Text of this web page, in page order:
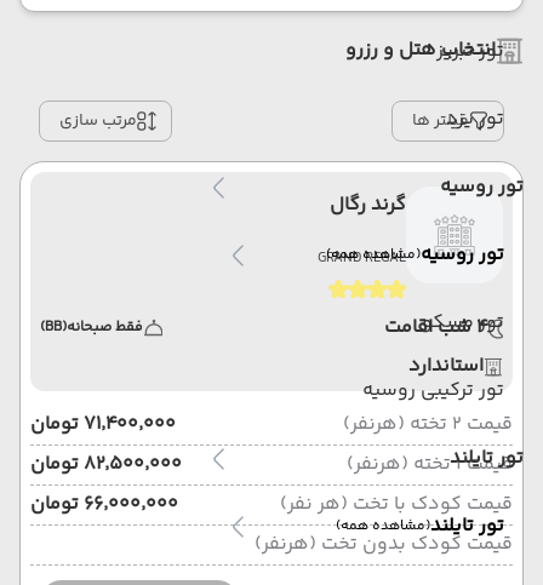
تور تبریز
تور یزد
تور روسیه
تور روسیه(مشاهده همه)
تور مسکو
تور ترکیبی روسیه
تور تایلند
تور تایلند(مشاهده همه)
انتخاب هتل و رزرو
فیلتر ها مرتب سازی
گرند رگال
GRAND REGAL
4 شب اقامت فقط صبحانه(BB)
استاندارد
قیمت 2 تخته (هرنفر)
۷۱٬۴۰۰٬۰۰۰ تومان
قیمت 1 تخته (هرنفر)
۸۲٬۵۰۰٬۰۰۰ تومان
قیمت کودک با تخت (هر نفر)
۶۶٬۰۰۰٬۰۰۰ تومان
قیمت کودک بدون تخت (هرنفر)